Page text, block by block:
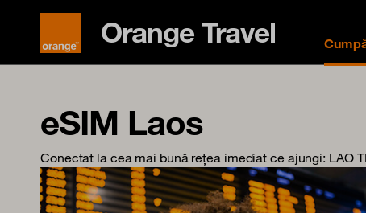
Orange Travel
eSIM Laos
Conectat la cea mai bună rețea imediat ce ajungi: LAO